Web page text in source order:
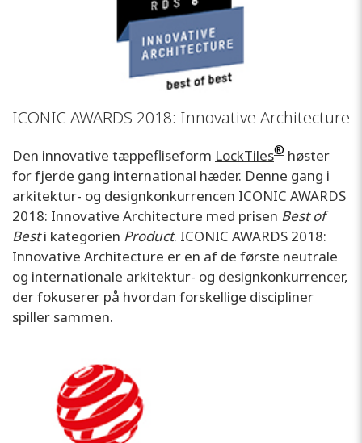
ICONIC AWARDS 2018: Innovative Architecture
Den innovative tæppefliseform LockTiles® høster
for fjerde gang international hæder. Denne gang i
arkitektur- og designkonkurrencen ICONIC AWARDS
2018: Innovative Architecture med prisen Best of
Besti kategorien Product. ICONIC AWARDS 2018:
Innovative Architecture er en af de første neutrale
og internationale arkitektur- og designkonkurrencer,
der fokuserer på hvordan forskellige discipliner
spiller sammen.